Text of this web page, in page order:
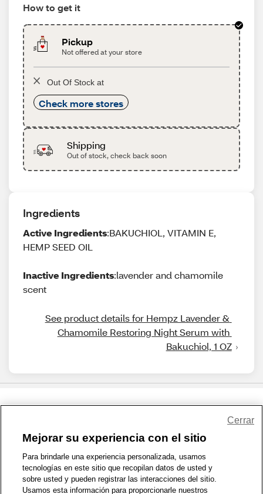
How to get it
Pickup
Not offered at your store
Out Of Stock at
Check more stores
Shipping
Out of stock, check back soon
Ingredients
Active Ingredients:BAKUCHIOL, VITAMIN E,
HEMP SEED OIL
Inactive Ingredients:lavender and chamomile
scent
See product details for Hempz Lavender &
Chamomile Restoring Night Serum with
Bakuchiol, 1 OZ
1-800-679-9691 | Contáctenos | Términos de Uso | Accesibilidad
Política de Privacidad | WA Privacy Policy | Mapa del sitio
Zona de Bienestar | © 1999 - 2026 CVS.com
Mejorar su experiencia con el sitio
Para brindarle una experiencia personalizada, usamos
tecnologías en este sitio que recopilan datos de usted y
sobre usted y pueden registrar las interacciones del sitio.
Usamos esta información para proporcionarle nuestros
Cerrar